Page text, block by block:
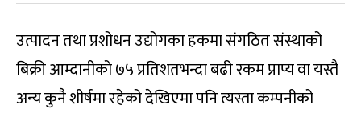
उत्पादन तथा प्रशोधन उद्योगका हकमा संगठित संस्थाको
बिक्री आम्दानीको ७५ प्रतिशतभन्दा बढी रकम प्राप्य वा यस्तै
अन्य कुनै शीर्षमा रहेको देखिएमा पनि त्यस्ता कम्पनीको